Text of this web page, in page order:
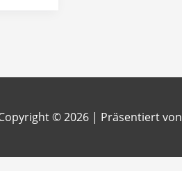
© 2026 | Präsentiert von